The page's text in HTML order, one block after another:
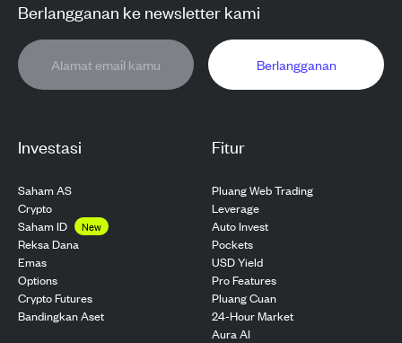
Investasi
Saham AS
Crypto
Saham ID
New
Reksa Dana
Emas
Options
Crypto Futures
Bandingkan Aset
Fitur
Pluang Web Trading
Leverage
Auto Invest
Pockets
USD Yield
Pro Features
Pluang Cuan
24-Hour Market
Aura AI
Berlangganan ke newsletter kami
Berlangganan